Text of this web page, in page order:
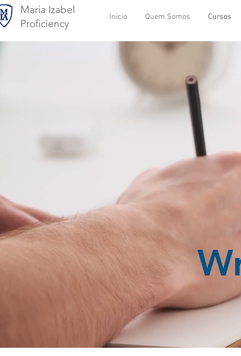
Maria Izabel
Proficiency
Início Quem Somos Cursos